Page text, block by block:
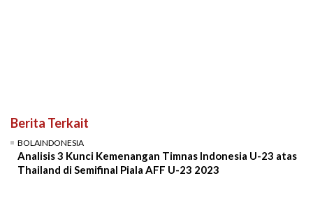
Berita Terkait
BOLAINDONESIA
Analisis 3 Kunci Kemenangan Timnas Indonesia U-23 atas
Thailand di Semifinal Piala AFF U-23 2023